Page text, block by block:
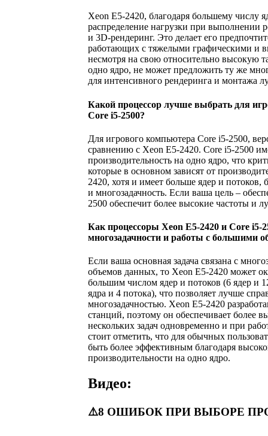
Xeon E5-2420, благодаря большему числу
распределение нагрузки при выполнении
и 3D-рендеринг. Это делает его
работающих с тяжелыми графическими и
несмотря на свою относительно высокую
одно ядро, не может предложить ту же
для интенсивного рендеринга и монтажа
Какой процессор лучше выбрать для
Core i5-2500?
Для игрового компьютера Core i5-2500,
сравнению с Xeon E5-2420. Core i5-2500
производительность на одно ядро, что
которые в основном зависят от
2420, хотя и имеет больше ядер и потоков,
и многозадачность. Если ваша цель –
2500 обеспечит более высокие частоты и
Как процессоры Xeon E5-2420 и Core i5-
многозадачности и работы с большими
Если ваша основная задача связана с
объемов данных, то Xeon E5-2420 может
большим числом ядер и потоков (6 ядер и
ядра и 4 потока), что позволяет лучше
многозадачностью. Xeon E5-2420
станций, поэтому он обеспечивает более
нескольких задач одновременно и при
стоит отметить, что для обычных
быть более эффективным благодаря
производительности на одно ядро.
Видео:
⚠️8 ОШИБОК ПРИ ВЫБОРЕ